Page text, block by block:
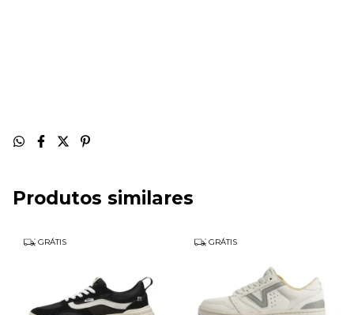
Produtos similares
GRÁTIS GRÁTIS